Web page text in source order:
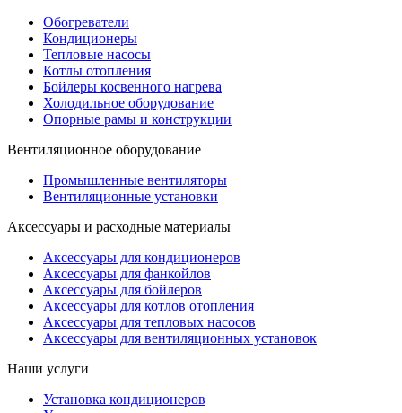
Обогреватели
Кондиционеры
Тепловые насосы
Котлы отопления
Бойлеры косвенного нагрева
Холодильное оборудование
Опорные рамы и конструкции
Вентиляционное оборудование
Промышленные вентиляторы
Вентиляционные установки
Аксессуары и расходные материалы
Аксессуары для кондиционеров
Аксессуары для фанкойлов
Аксессуары для бойлеров
Аксессуары для котлов отопления
Аксессуары для тепловых насосов
Аксессуары для вентиляционных установок
Наши услуги
Установка кондиционеров